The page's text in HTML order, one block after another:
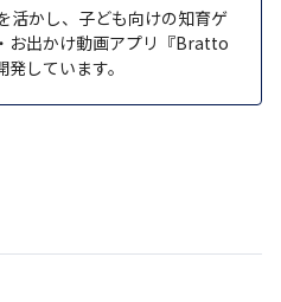
活かし、子ども向けの知育ゲ
お出かけ動画アプリ『Bratto
しています。